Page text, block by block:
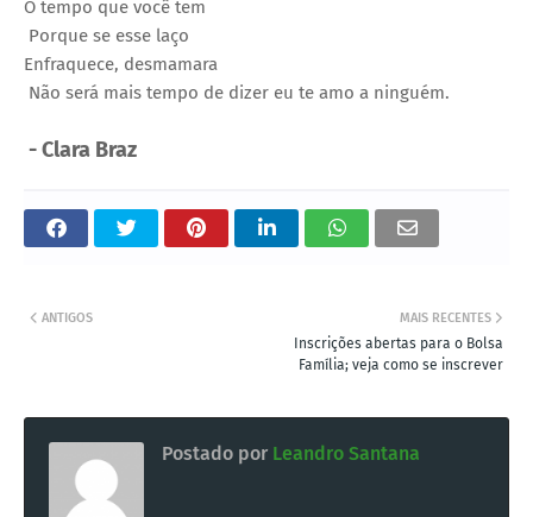
O tempo que você tem
Porque se esse laço
Enfraquece, desmamara
Não será mais tempo de dizer eu te amo a ninguém.
- Clara Braz
MAIS RECENTES
Inscrições abertas para o Bolsa
Família; veja como se inscrever
ANTIGOS
Postado por Leandro Santana